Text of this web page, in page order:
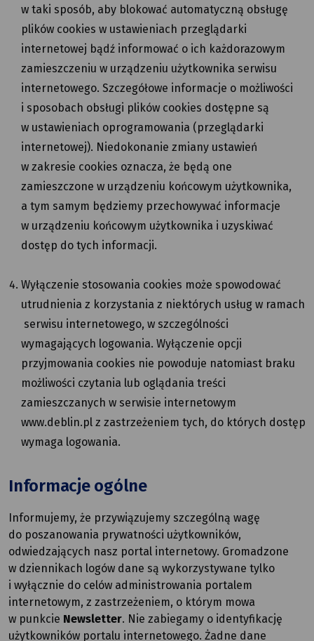
w taki sposób, aby blokować automatyczną obsługę
plików cookies w ustawieniach przeglądarki
internetowej bądź informować o ich każdorazowym
zamieszczeniu w urządzeniu użytkownika serwisu
internetowego. Szczegółowe informacje o możliwości
i sposobach obsługi plików cookies dostępne są
w ustawieniach oprogramowania (przeglądarki
internetowej). Niedokonanie zmiany ustawień
w zakresie cookies oznacza, że będą one
zamieszczone w urządzeniu końcowym użytkownika,
a tym samym będziemy przechowywać informacje
w urządzeniu końcowym użytkownika i uzyskiwać
dostęp do tych informacji.
Wyłączenie stosowania cookies może spowodować
utrudnienia z korzystania z niektórych usług w ramach
serwisu internetowego, w szczególności
wymagających logowania. Wyłączenie opcji
przyjmowania cookies nie powoduje natomiast braku
możliwości czytania lub oglądania treści
zamieszczanych w serwisie internetowym
www.deblin.pl z zastrzeżeniem tych, do których dostęp
wymaga logowania.
Informacje ogólne
Informujemy, że przywiązujemy szczególną wagę
do poszanowania prywatności użytkowników,
odwiedzających nasz portal internetowy. Gromadzone
w dziennikach logów dane są wykorzystywane tylko
i wyłącznie do celów administrowania portalem
internetowym, z zastrzeżeniem, o którym mowa
w punkcie Newsletter. Nie zabiegamy o identyfikację
użytkowników portalu internetowego. Żadne dane